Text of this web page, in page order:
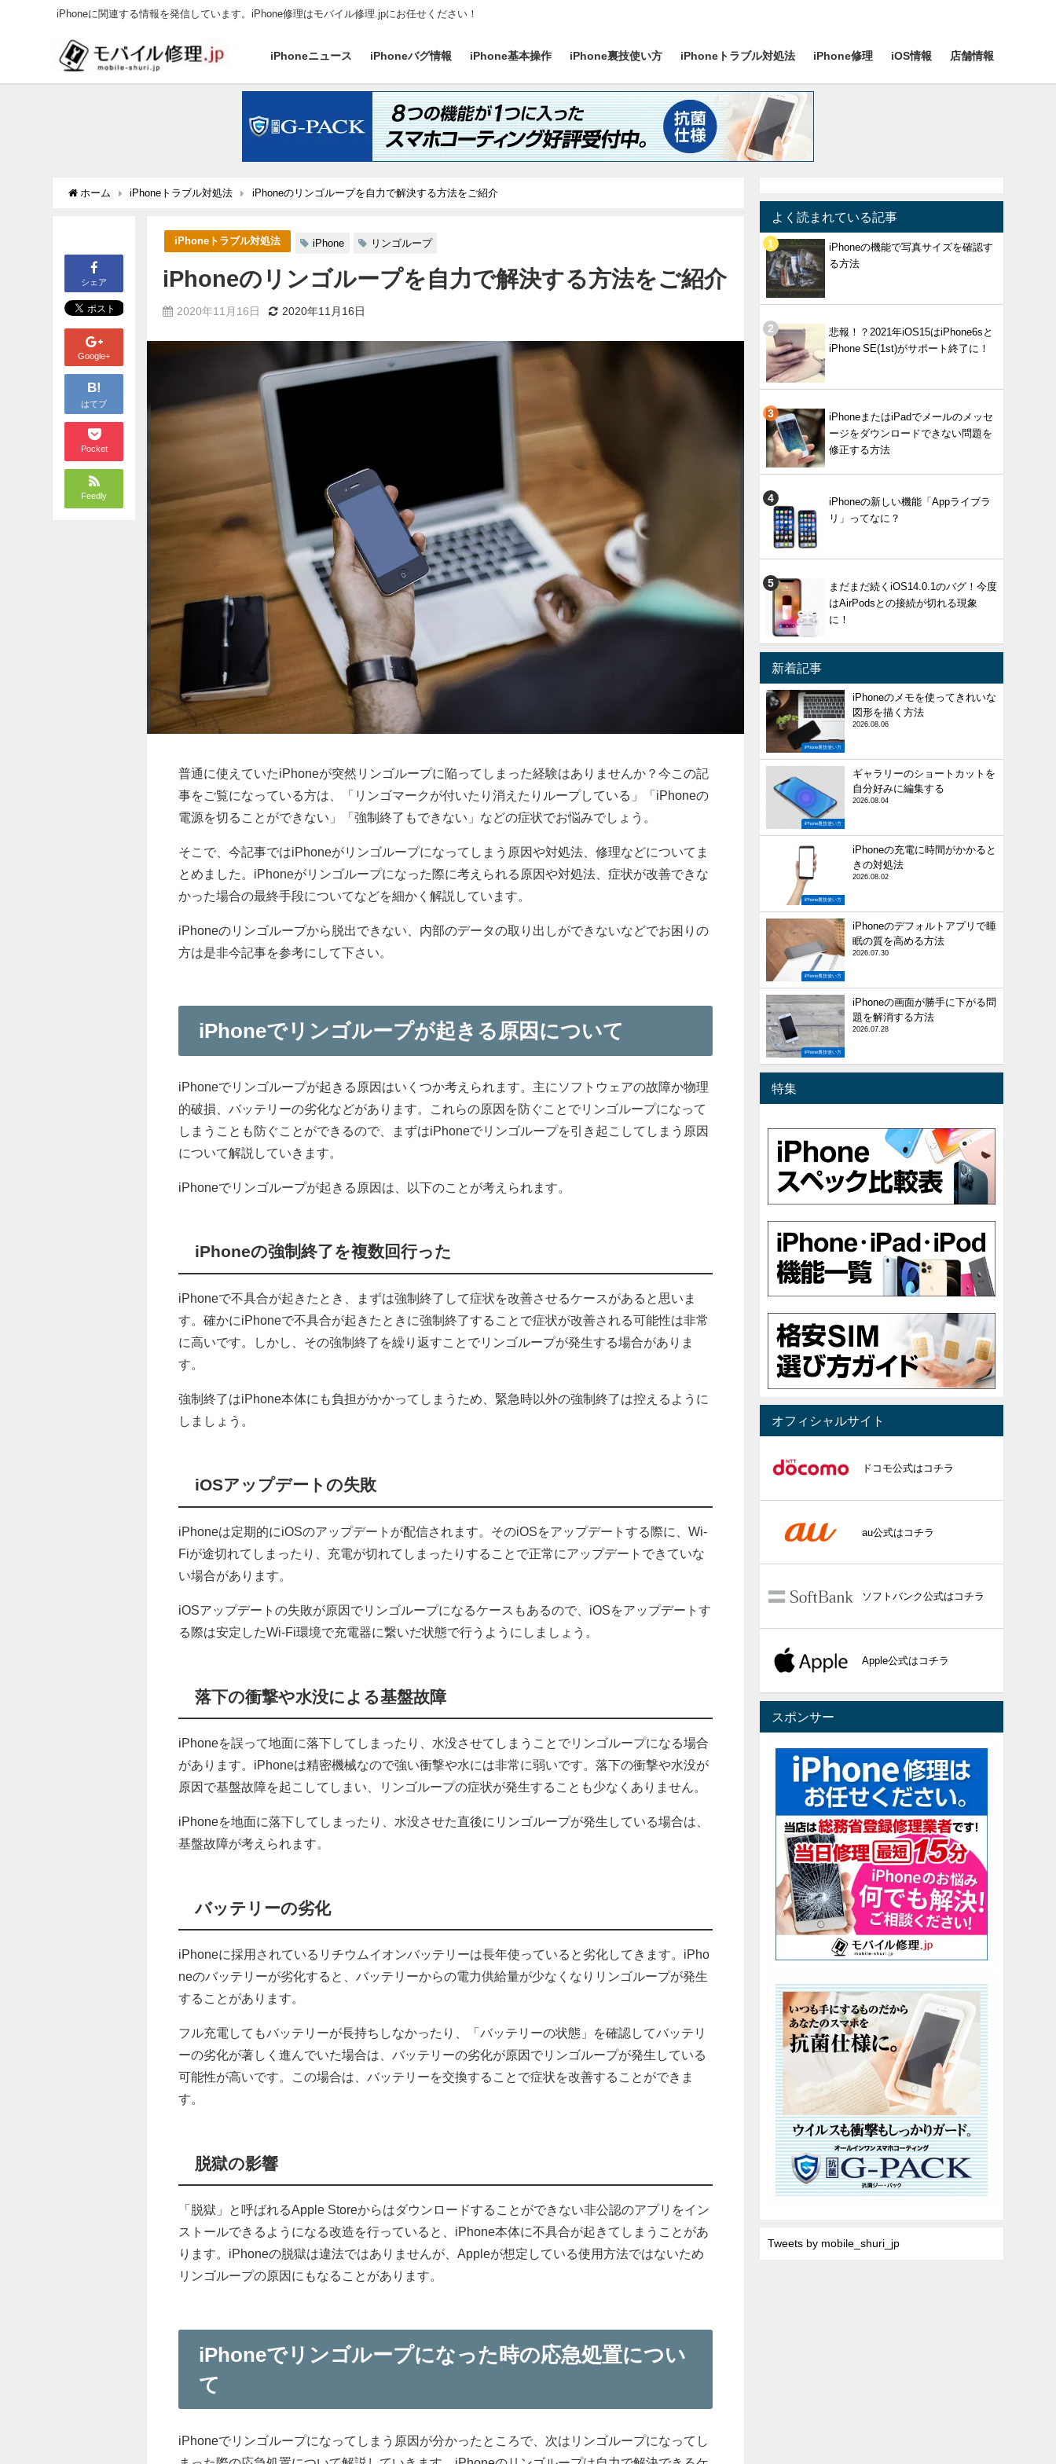
iPhoneに関連する情報を発信しています。iPhone修理はモバイル修理.jpにお任せください！
iPhoneニュース iPhoneバグ情報 iPhone基本操作 iPhone裏技使い方 iPhoneトラブル対処法 iPhone修理 iOS情報 店舗情報
ホーム iPhoneトラブル対処法 iPhoneのリンゴループを自力で解決する方法をご紹介
シェア
Google+
B!
はてブ
Pocket
Feedly
iPhoneトラブル対処法 iPhone リンゴループ
iPhoneのリンゴループを自力で解決する方法をご紹介
2020年11月16日 2020年11月16日
普通に使えていたiPhoneが突然リンゴループに陥ってしまった経験はありませんか？今この記
事をご覧になっている方は、「リンゴマークが付いたり消えたりループしている」「iPhoneの
電源を切ることができない」「強制終了もできない」などの症状でお悩みでしょう。
そこで、今記事ではiPhoneがリンゴループになってしまう原因や対処法、修理などについてま
とめました。iPhoneがリンゴループになった際に考えられる原因や対処法、症状が改善できな
かった場合の最終手段についてなどを細かく解説しています。
iPhoneのリンゴループから脱出できない、内部のデータの取り出しができないなどでお困りの
方は是非今記事を参考にして下さい。
iPhoneでリンゴループが起きる原因について
iPhoneでリンゴループが起きる原因はいくつか考えられます。主にソフトウェアの故障か物理
的破損、バッテリーの劣化などがあります。これらの原因を防ぐことでリンゴループになって
しまうことも防ぐことができるので、まずはiPhoneでリンゴループを引き起こしてしまう原因
について解説していきます。
iPhoneでリンゴループが起きる原因は、以下のことが考えられます。
iPhoneの強制終了を複数回行った
iPhoneで不具合が起きたとき、まずは強制終了して症状を改善させるケースがあると思いま
す。確かにiPhoneで不具合が起きたときに強制終了することで症状が改善される可能性は非常
に高いです。しかし、その強制終了を繰り返すことでリンゴループが発生する場合がありま
す。
強制終了はiPhone本体にも負担がかかってしまうため、緊急時以外の強制終了は控えるように
しましょう。
iOSアップデートの失敗
iPhoneは定期的にiOSのアップデートが配信されます。そのiOSをアップデートする際に、Wi-
Fiが途切れてしまったり、充電が切れてしまったりすることで正常にアップデートできていな
い場合があります。
iOSアップデートの失敗が原因でリンゴループになるケースもあるので、iOSをアップデートす
る際は安定したWi-Fi環境で充電器に繋いだ状態で行うようにしましょう。
落下の衝撃や水没による基盤故障
iPhoneを誤って地面に落下してしまったり、水没させてしまうことでリンゴループになる場合
があります。iPhoneは精密機械なので強い衝撃や水には非常に弱いです。落下の衝撃や水没が
原因で基盤故障を起こしてしまい、リンゴループの症状が発生することも少なくありません。
iPhoneを地面に落下してしまったり、水没させた直後にリンゴループが発生している場合は、
基盤故障が考えられます。
バッテリーの劣化
iPhoneに採用されているリチウムイオンバッテリーは長年使っていると劣化してきます。iPho
neのバッテリーが劣化すると、バッテリーからの電力供給量が少なくなりリンゴループが発生
することがあります。
フル充電してもバッテリーが長持ちしなかったり、「バッテリーの状態」を確認してバッテリ
ーの劣化が著しく進んでいた場合は、バッテリーの劣化が原因でリンゴループが発生している
可能性が高いです。この場合は、バッテリーを交換することで症状を改善することができま
す。
脱獄の影響
「脱獄」と呼ばれるApple Storeからはダウンロードすることができない非公認のアプリをイン
ストールできるようになる改造を行っていると、iPhone本体に不具合が起きてしまうことがあ
ります。iPhoneの脱獄は違法ではありませんが、Appleが想定している使用方法ではないため
リンゴループの原因にもなることがあります。
iPhoneでリンゴループになった時の応急処置につい
て
iPhoneでリンゴループになってしまう原因が分かったところで、次はリンゴループになってし
よく読まれている記事
iPhoneの機能で写真サイズを確認す
る方法
悲報！？2021年iOS15はiPhone6sと
iPhone SE(1st)がサポート終了に！
iPhoneまたはiPadでメールのメッセ
ージをダウンロードできない問題を
修正する方法
iPhoneの新しい機能「Appライブラ
リ」ってなに？
まだまだ続くiOS14.0.1のバグ！今度
はAirPodsとの接続が切れる現象
に！
新着記事
iPhone裏技使い方
iPhoneのメモを使ってきれいな
図形を描く方法
2026.08.06
iPhone裏技使い方
ギャラリーのショートカットを
自分好みに編集する
2026.08.04
iPhone裏技使い方
iPhoneの充電に時間がかかると
きの対処法
2026.08.02
iPhone裏技使い方
iPhoneのデフォルトアプリで睡
眠の質を高める方法
2026.07.30
iPhone裏技使い方
iPhoneの画面が勝手に下がる問
題を解消する方法
2026.07.28
特集
オフィシャルサイト
ドコモ公式はコチラ
au公式はコチラ
ソフトバンク公式はコチラ
Apple公式はコチラ
スポンサー
Tweets by mobile_shuri_jp